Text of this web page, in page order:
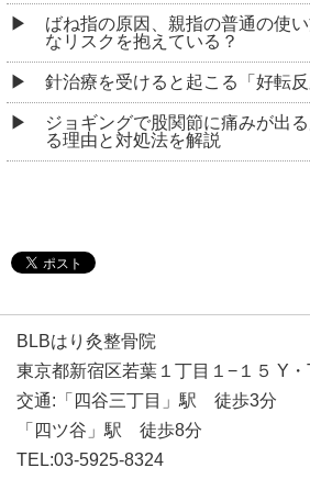
ばね指の原因、親指の普通の使
なリスクを抱えている？
針治療を受けると起こる「好転
ジョギングで股関節に痛みが出
る理由と対処法を解説
BLBはり灸整骨院
東京都新宿区若葉１丁目１−１５ Y
交通:「四谷三丁目」駅 徒歩3分
「四ツ谷」駅 徒歩8分
TEL:03-5925-8324